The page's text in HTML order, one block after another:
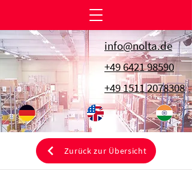
info@nolta.de
+49 6421 98590
+49 1511 2078308
Zurück zur Übersicht